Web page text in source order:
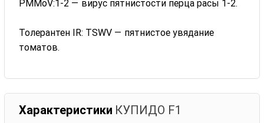
PMMoV:1-2 — вирус пятнистости перца расы 1-2.
Толерантен IR: TSWV — пятнистое увядание
томатов.
Характеристики КУПИДО F1